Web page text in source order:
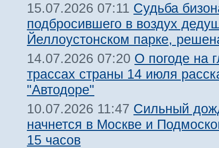
15.07.2026 07:11 Судьба
подбросившего в воздух
Йеллоустонском парке,
14.07.2026 07:20 О погоде на
трассах страны 14 июля
"Автодоре"
10.07.2026 11:47 Сильный
начнется в Москве и
15 часов